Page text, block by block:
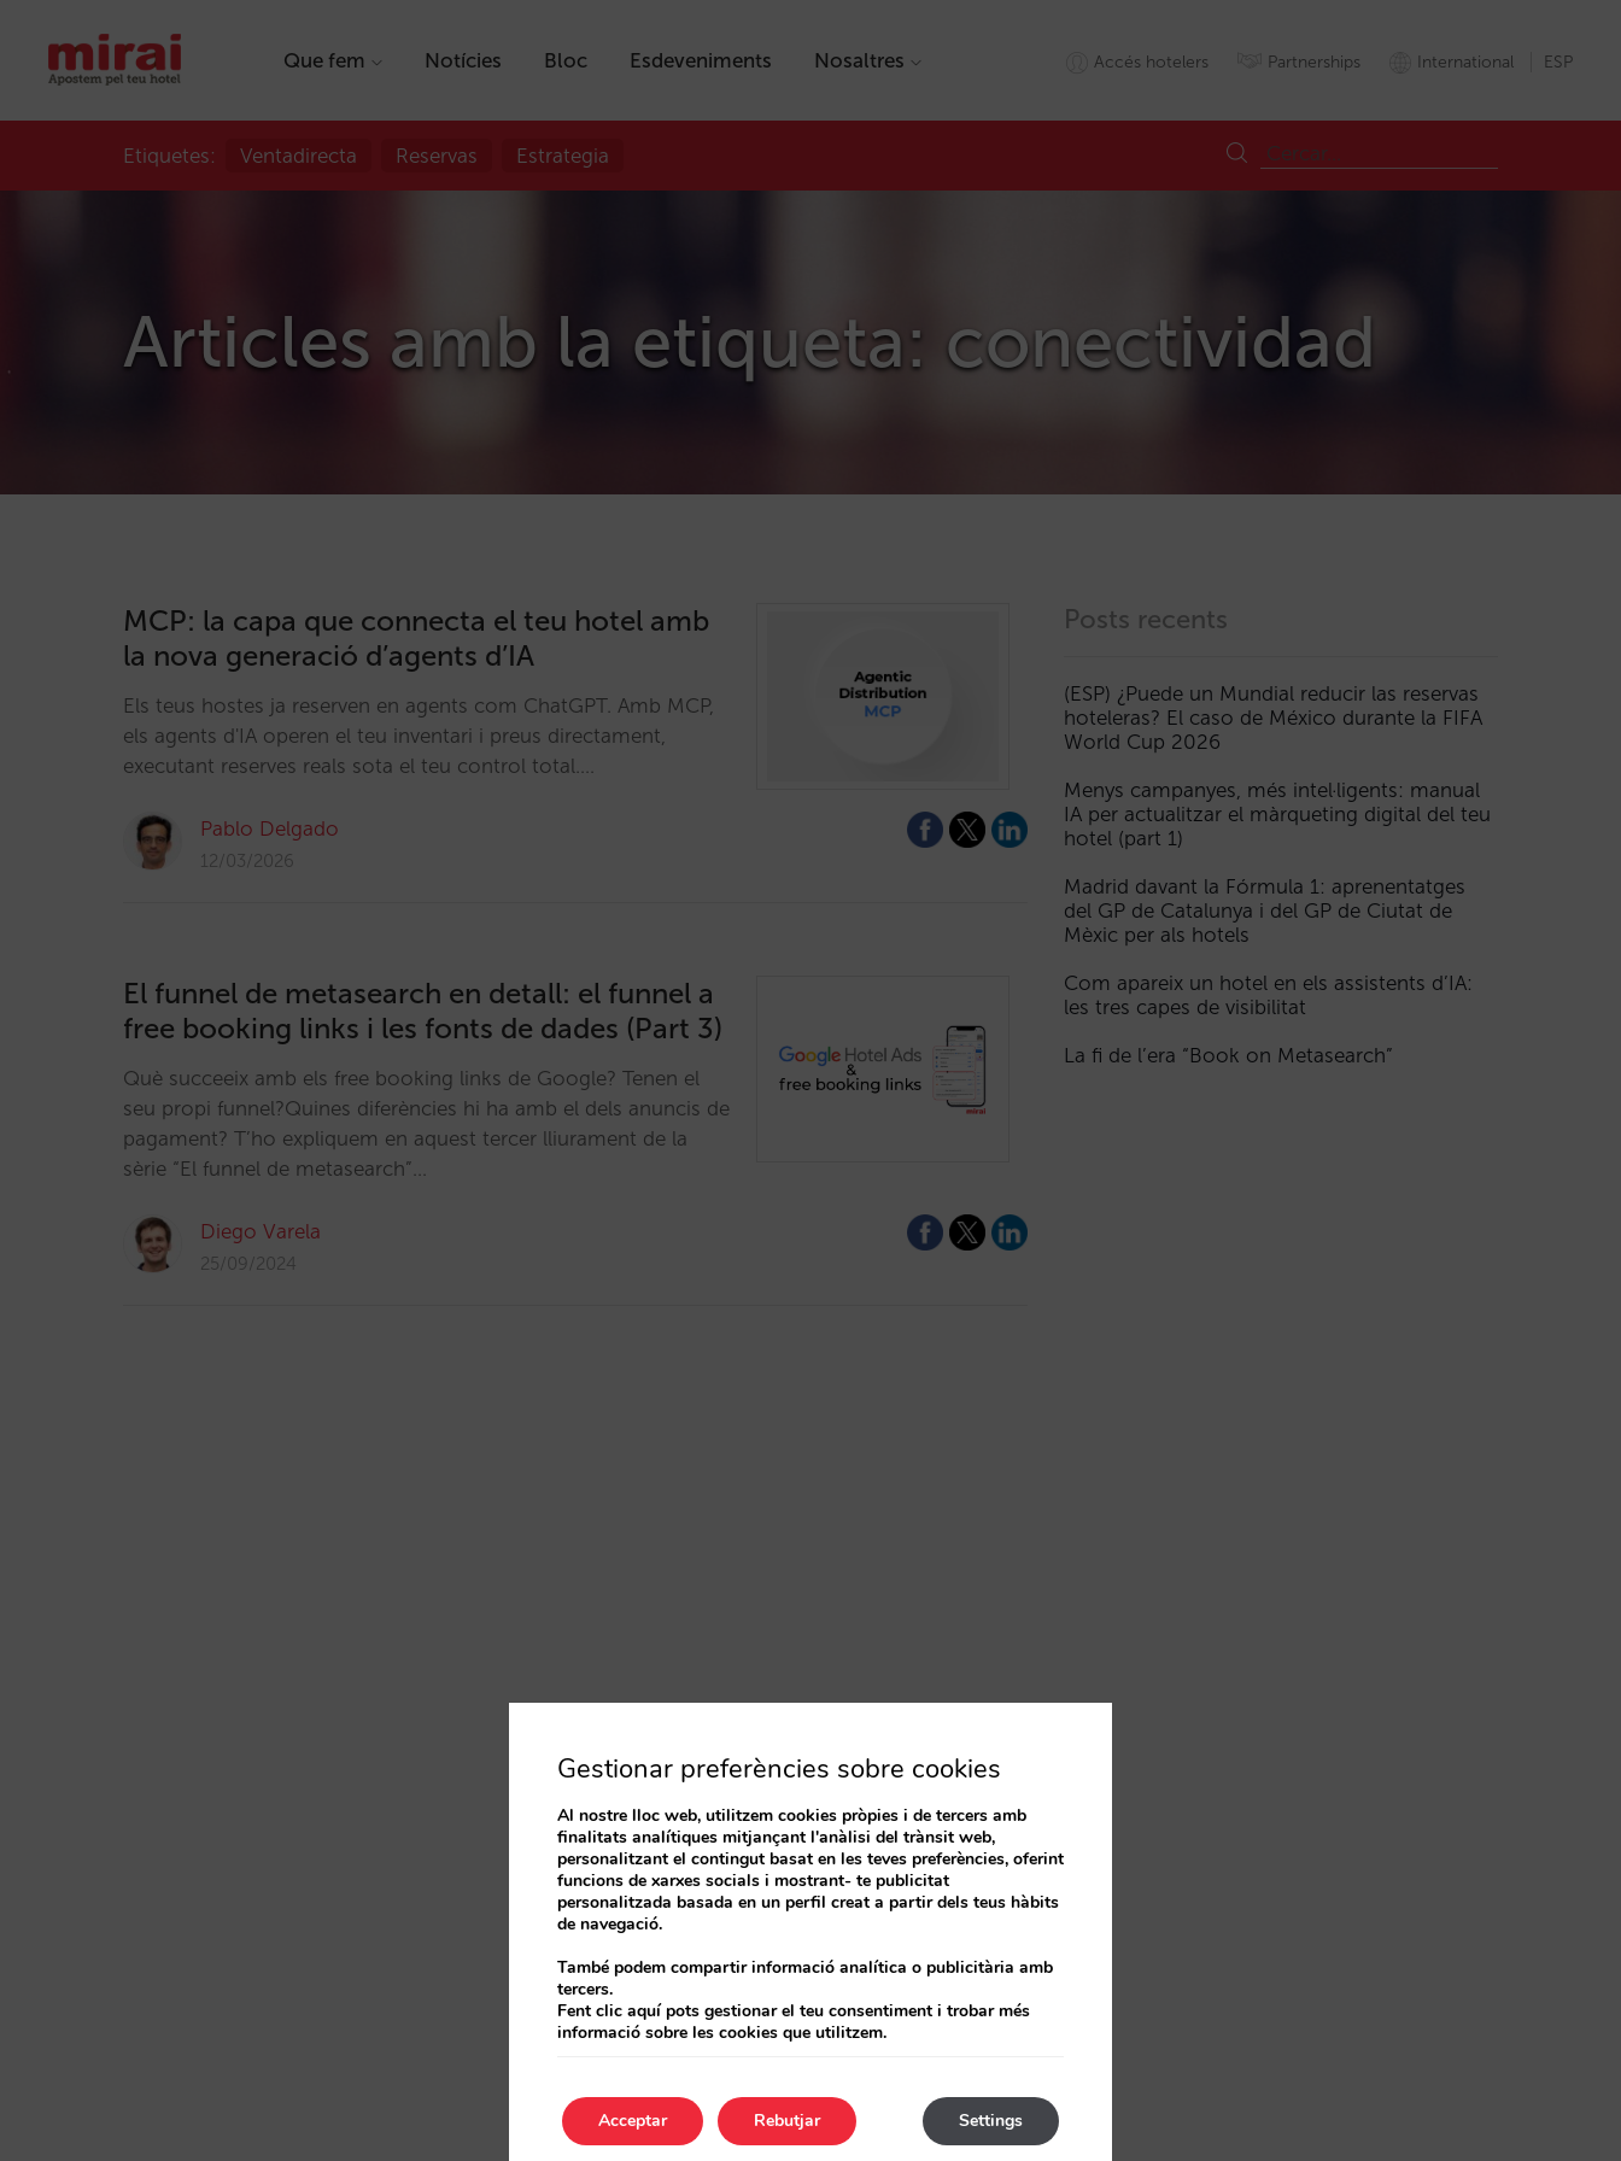
Que fem Notícies Bloc Esdeveniments Nosaltres Accés hotelers Partnerships International ESP
Etiquetes: Ventadirecta Reservas Estrategia
Articles amb la etiqueta: conectividad
MCP: la capa que connecta el teu hotel amb
la nova generació d’agents d’IA
Els teus hostes ja reserven en agents com ChatGPT. Amb MCP,
els agents d'IA operen el teu inventari i preus directament,
executant reserves reals sota el teu control total.…
Pablo Delgado
12/03/2026
El funnel de metasearch en detall: el funnel a
free booking links i les fonts de dades (Part 3)
Què succeeix amb els free booking links de Google? Tenen el
seu propi funnel?Quines diferències hi ha amb el dels anuncis de
pagament? T’ho expliquem en aquest tercer lliurament de la
sèrie “El funnel de metasearch”…
Diego Varela
25/09/2024
Posts recents
(ESP) ¿Puede un Mundial reducir las reservas
hoteleras? El caso de México durante la FIFA
World Cup 2026
Menys campanyes, més intel·ligents: manual
IA per actualitzar el màrqueting digital del teu
hotel (part 1)
Madrid davant la Fórmula 1: aprenentatges
del GP de Catalunya i del GP de Ciutat de
Mèxic per als hotels
Com apareix un hotel en els assistents d’IA:
les tres capes de visibilitat
La fi de l’era “Book on Metasearch”
Gestionar preferències sobre cookies
Al nostre lloc web, utilitzem cookies pròpies i de tercers amb
finalitats analítiques mitjançant l'anàlisi del trànsit web,
personalitzant el contingut basat en les teves preferències, oferint
funcions de xarxes socials i mostrant- te publicitat
personalitzada basada en un perfil creat a partir dels teus hàbits
de navegació.
També podem compartir informació analítica o publicitària amb
tercers.
Fent clic aquí pots gestionar el teu consentiment i trobar més
informació sobre les cookies que utilitzem.
Acceptar Settings
Rebutjar